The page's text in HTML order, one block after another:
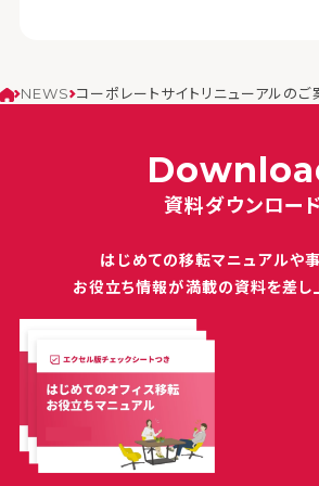
NEWS コーポレートサイトリニューアルのご
資料ダウンロー
はじめての移転マニュアルや
お役立ち情報が満載の資料を差し